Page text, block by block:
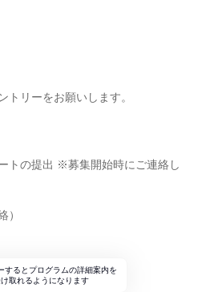
トリーをお願いします。
トの提出 ※募集開始時にご連絡し
）
するとプログラムの詳細案内を
取れるようになります